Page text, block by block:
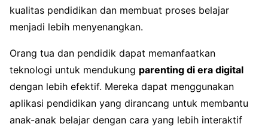
kualitas pendidikan dan membuat proses belajar
menjadi lebih menyenangkan.
Orang tua dan pendidik dapat memanfaatkan
teknologi untuk mendukung parenting di era digital
dengan lebih efektif. Mereka dapat menggunakan
aplikasi pendidikan yang dirancang untuk membantu
anak-anak belajar dengan cara yang lebih interaktif